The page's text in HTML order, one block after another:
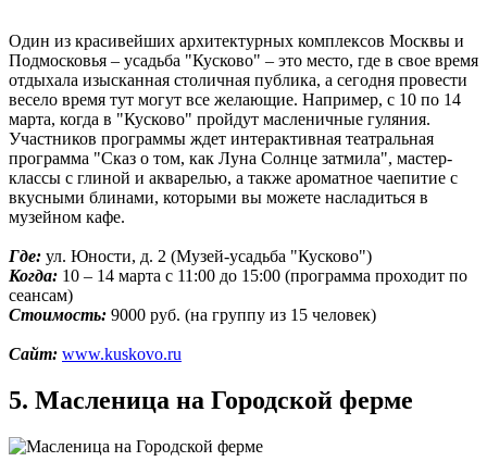
Один из красивейших архитектурных комплексов Москвы и
Подмосковья – усадьба "Кусково" – это место, где в свое время
отдыхала изысканная столичная публика, а сегодня провести
весело время тут могут все желающие. Например, с 10 по 14
марта, когда в "Кусково" пройдут масленичные гуляния.
Участников программы ждет интерактивная театральная
программа "Сказ о том, как Луна Солнце затмила", мастер-
классы с глиной и акварелью, а также ароматное чаепитие с
вкусными блинами, которыми вы можете насладиться в
музейном кафе.
Где: ул. Юности, д. 2 (Музей-усадьба "Кусково")
Когда: 10 – 14 марта с 11:00 до 15:00 (программа проходит по
сеансам)
Стоимость: 9000 руб. (на группу из 15 человек)
Сайт: www.kuskovo.ru
5. Масленица на Городской ферме